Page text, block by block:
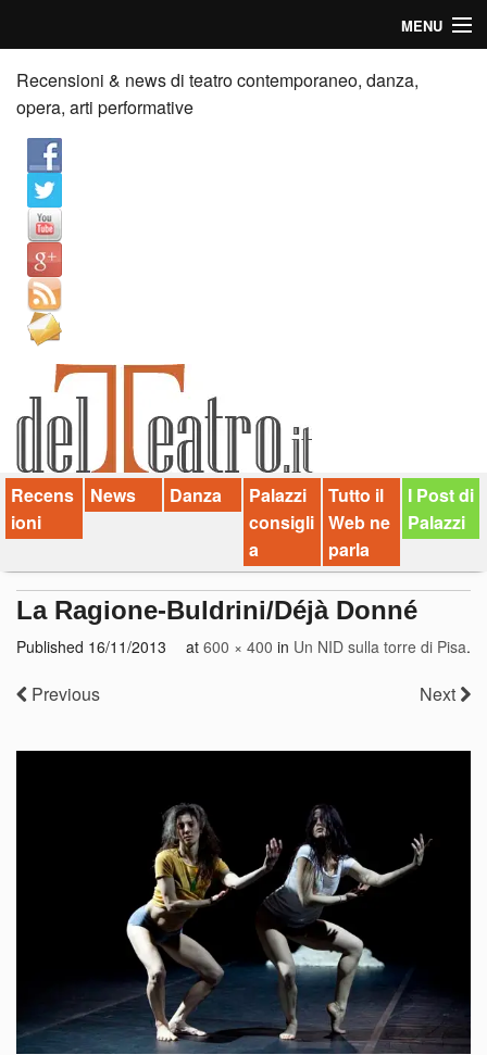
MENU
Home
Recensioni
Anticipazioni
News
Palazzi consiglia
Video
Chi siamo
Contatti
dT in English
Recensioni & news di teatro contemporaneo, danza,
opera, arti performative
Recens
ioni
News Danza
Palazzi
consigli
a
Tutto il
Web ne
parla
I Post di
Palazzi
La Ragione-Buldrini/Déjà Donné
Published 16/11/2013 at 600 × 400 in Un NID sulla torre di Pisa.
Previous Next